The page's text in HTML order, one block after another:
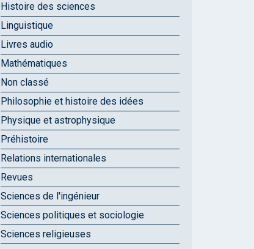
Histoire des sciences
Linguistique
Livres audio
Mathématiques
Non classé
Philosophie et histoire des idées
Physique et astrophysique
Préhistoire
Relations internationales
Revues
Sciences de l'ingénieur
Sciences politiques et sociologie
Sciences religieuses